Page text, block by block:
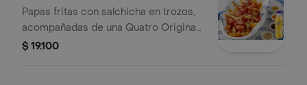
Quatro Original 400ML
Papas fritas con salchicha en trozos,
acompañadas de una Quatro Original
de 400 ml. Incluye salsas variadas.
$ 19.100